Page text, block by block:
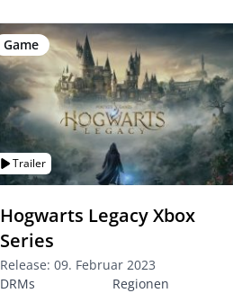
Game
Trailer
Hogwarts Legacy Xbox
Series
Release: 09. Februar 2023
DRMs
Regionen